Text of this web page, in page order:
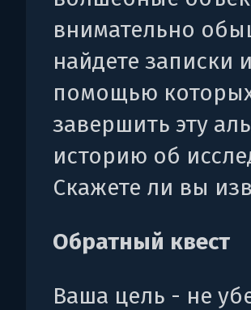
внимательно
найдете записки
помощью
завершить эту
историю об
Скажете ли вы
Обратный квест
Ваша цель - не